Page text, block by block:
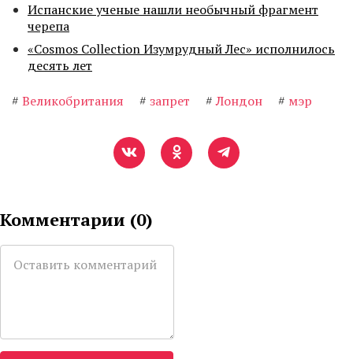
Испанские ученые нашли необычный фрагмент
черепа
«Cosmos Collection Изумрудный Лес» исполнилось
десять лет
# Великобритания # запрет # Лондон # мэр
Комментарии (0)